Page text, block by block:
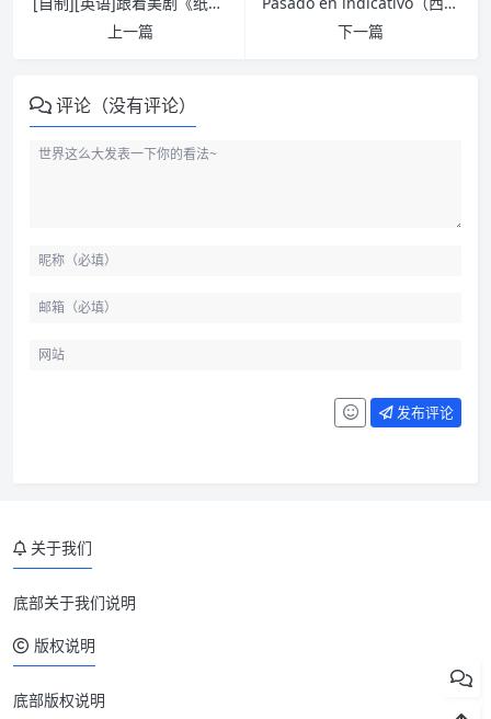
上一篇
下一篇
评论（没有评论）
发布评论
关于我们
底部关于我们说明
版权说明
底部版权说明